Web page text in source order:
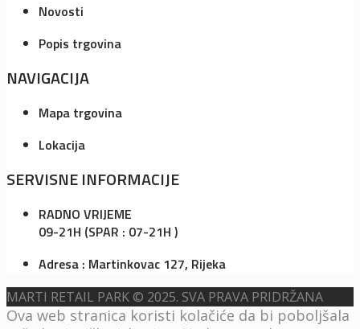
Novosti
Popis trgovina
NAVIGACIJA
Mapa trgovina
Lokacija
SERVISNE INFORMACIJE
RADNO VRIJEME
09-21H (SPAR : 07-21H )
Adresa : Martinkovac 127, Rijeka
MARTI RETAIL PARK © 2025. SVA PRAVA PRIDRŽANA
Ova web stranica koristi kolačiće da bi poboljšala